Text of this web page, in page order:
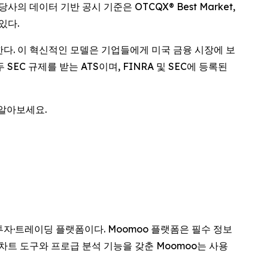
사의 데이터 기반 공시 기준은 OTCQX® Best Market,
다.
. 이 혁신적인 모델은 기업들에게 미국 금융 시장에 보
규제를 받는 ATS이며, FINRA 및 SEC에 등록된
아보세요.
·트레이딩 플랫폼이다. Moomoo 플랫폼은 필수 정보
트 도구와 프로급 분석 기능을 갖춘 Moomoo는 사용